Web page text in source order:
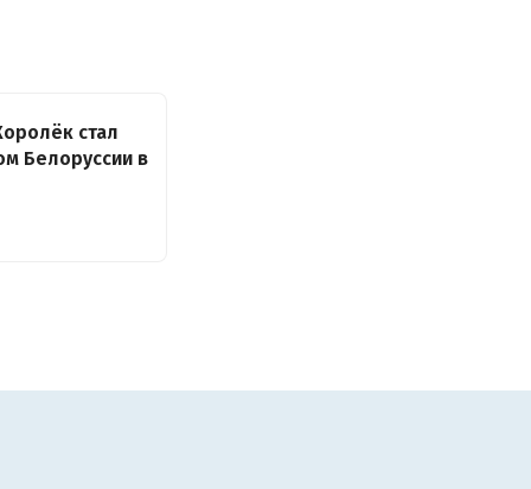
стал
Белоруссии в